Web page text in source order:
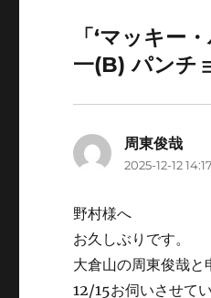
「‘マッキ
一(B) パンチ
周東俊哉
り:
2025-12-12 14:17
野村様へ
お久しぶりです。
大倉山の周東俊哉と
12/15お伺いさせて